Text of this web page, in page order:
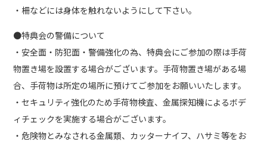
・柵などには身体を触れないようにして下さい。
●特典会の警備について
・安全面・防犯面・警備強化の為、特典会にご参加の際は手荷
物置き場を設置する場合がございます。手荷物置き場がある場
合、手荷物は所定の場所に預けてご参加をお願いいたします。
・セキュリティ強化のため手荷物検査、金属探知機によるボデ
ィチェックを実施する場合がございます。
・危険物とみなされる金属類、カッターナイフ、ハサミ等をお